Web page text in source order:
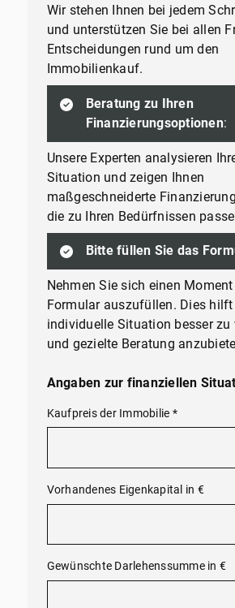
Wir stehen Ihnen bei jedem
und unterstützen Sie bei allen
Entscheidungen rund um den
Immobilienkauf.
Beratung zu Ihren
Finanzierungsoptionen:
Unsere Experten analysieren
Situation und zeigen Ihnen
maßgeschneiderte
die zu Ihren Bedürfnissen
Bitte füllen Sie das
Nehmen Sie sich einen
Formular auszufüllen. Dies hilft
individuelle Situation besser zu
und gezielte Beratung
Angaben zur finanziellen
Kaufpreis der Immobilie *
Vorhandenes Eigenkapital in €
Gewünschte Darlehenssumme in €